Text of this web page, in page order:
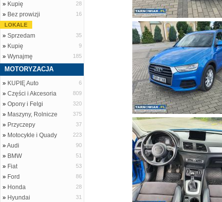
» Kupię 28
» Bez prowizji
16
LOKALE
» Sprzedam 35
» Kupię 9
» Wynajmę 185
MOTORYZACJA
» KUPIĘ Auto 6
» Części i Akcesoria 809
» Opony i Felgi 320
» Maszyny, Rolnicze 375
» Przyczepy 37
» Motocykle i Quady 223
»Audi 90
» BMW 51
» Fiat 53
» Ford 86
» Honda 28
» Hyundai 31